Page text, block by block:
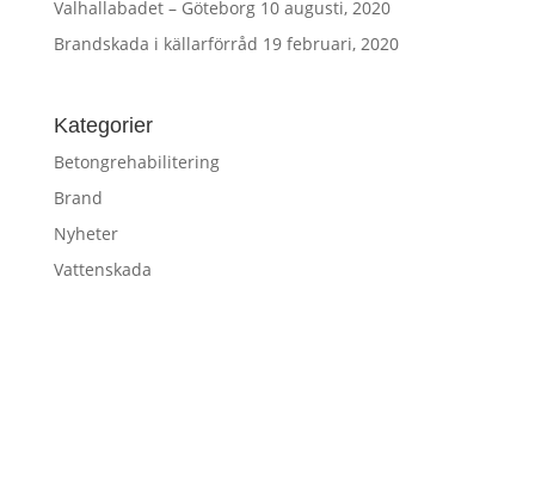
Valhallabadet – Göteborg 10 augusti, 2020
Brandskada i källarförråd 19 februari, 2020
Kategorier
Betongrehabilitering
Brand
Nyheter
Vattenskada